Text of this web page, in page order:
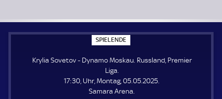
SPIELENDE
P
E
N
E
Krylia Sovetov - Dynamo Moskau. Russland, Premier
Liga.
17:30, Uhr, Montag, 05.05.2025.
Samara Arena.